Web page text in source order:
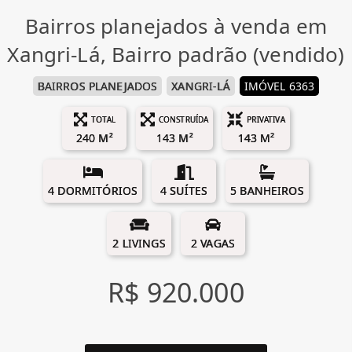
Bairros planejados à venda em
Xangri-Lá, Bairro padrão (vendido)
BAIRROS PLANEJADOS XANGRI-LÁ IMÓVEL 6363
TOTAL
240 M²
CONSTRUÍDA
143 M²
PRIVATIVA
143 M²
4 DORMITÓRIOS 4 SUÍTES 5 BANHEIROS
2 LIVINGS 2 VAGAS
R$ 920.000